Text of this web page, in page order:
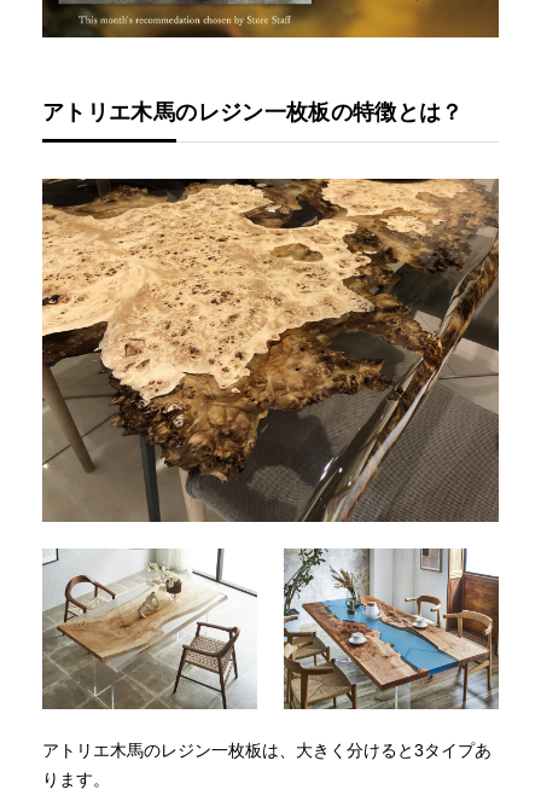
アトリエ木馬のレジン一枚板の特徴とは？
アトリエ木馬のレジン一枚板は、大きく分けると3タイプあ
ります。